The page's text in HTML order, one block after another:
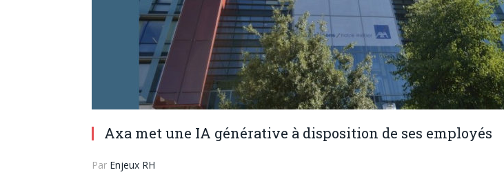
Axa met une IA générative à disposition de ses employés
Par Enjeux RH